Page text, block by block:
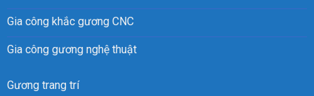
Gia công khắc gương CNC
Gia công gương nghệ thuật
Gương trang trí